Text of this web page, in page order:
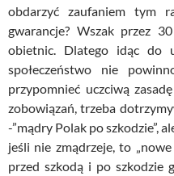
obdarzyć zaufaniem tym
gwarancje? Wszak przez
obietnic. Dlatego idąc do
społeczeństwo nie
przypomnieć uczciwą
zobowiązań, trzeba
-”mądry Polak po szkodzie”,
jeśli nie zmądrzeje, to
przed szkodą i po szkodzie